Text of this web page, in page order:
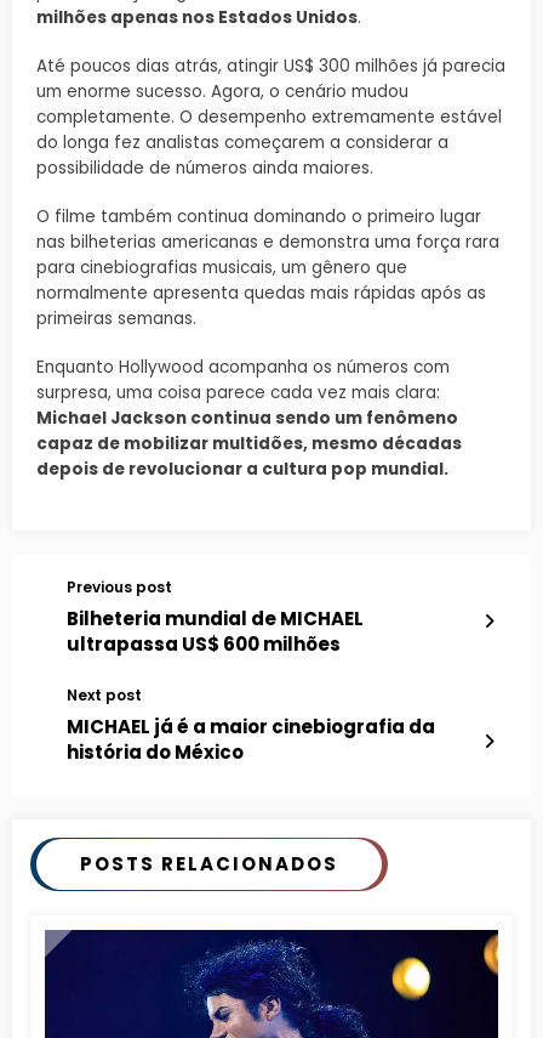
milhões apenas nos Estados Unidos.
Até poucos dias atrás, atingir US$ 300 milhões já parecia
um enorme sucesso. Agora, o cenário mudou
completamente. O desempenho extremamente estável
do longa fez analistas começarem a considerar a
possibilidade de números ainda maiores.
O filme também continua dominando o primeiro lugar
nas bilheterias americanas e demonstra uma força rara
para cinebiografias musicais, um gênero que
normalmente apresenta quedas mais rápidas após as
primeiras semanas.
Enquanto Hollywood acompanha os números com
surpresa, uma coisa parece cada vez mais clara:
Michael Jackson continua sendo um fenômeno
capaz de mobilizar multidões, mesmo décadas
depois de revolucionar a cultura pop mundial.
Previous post
Bilheteria mundial de MICHAEL
ultrapassa US$ 600 milhões
Next post
MICHAEL já é a maior cinebiografia da
história do México
POSTS RELACIONADOS